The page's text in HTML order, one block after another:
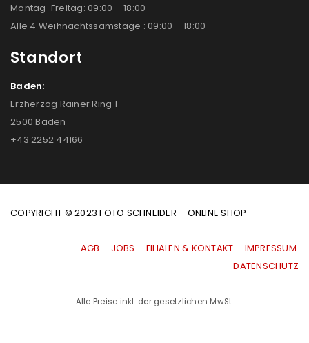
Montag-Freitag: 09:00 – 18:00
Alle 4 Weihnachtssamstage : 09:00 – 18:00
Standort
Baden:
Erzherzog Rainer Ring 1
2500 Baden
+43 2252 44166
COPYRIGHT © 2023 FOTO SCHNEIDER – ONLINE SHOP
AGB JOBS FILIALEN & KONTAKT
IMPRESSUM
|DATENSCHUTZ
Alle Preise inkl. der gesetzlichen MwSt.